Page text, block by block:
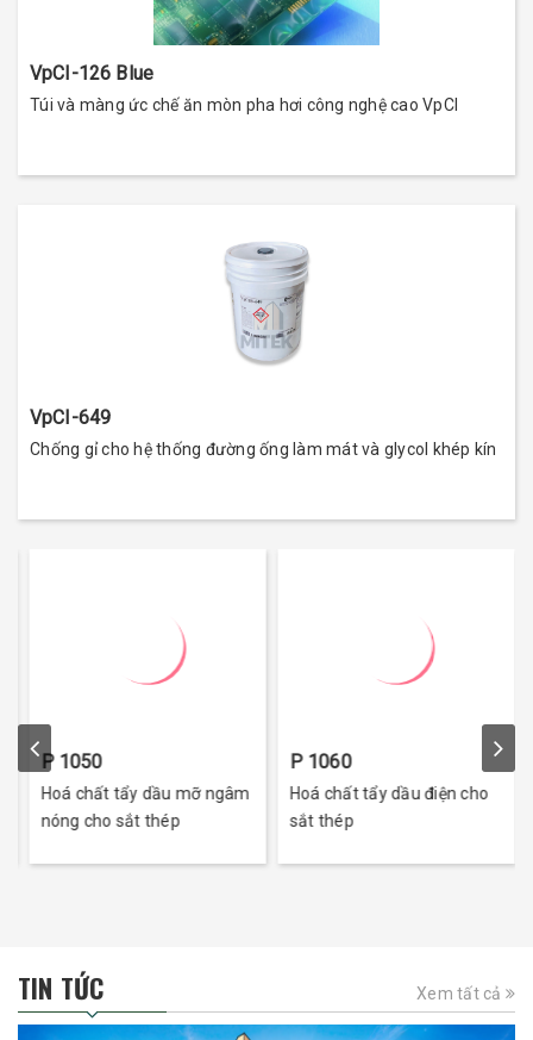
VpCI-126 Blue
Túi và màng ức chế ăn mòn pha hơi công nghệ cao VpCI
VpCI-649
Chống gỉ cho hệ thống đường ống làm mát và glycol khép kín
P 1050
Hoá chất tẩy dầu mỡ ngâm
nóng cho sắt thép
P 1060
Hoá chất tẩy dầu điện cho
sắt thép
TIN TỨC Xem tất cả